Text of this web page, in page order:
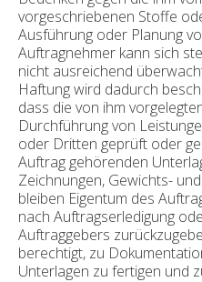
vorgeschriebenen Stoffe
Ausführung oder Planung
Auftragnehmer kann sich
nicht ausreichend
Haftung wird dadurch
dass die von ihm
Durchführung von
oder Dritten geprüft oder
Auftrag gehörenden
Zeichnungen, Gewichts-
bleiben Eigentum des
nach Auftragserledigung
Auftraggebers
berechtigt, zu
Unterlagen zu fertigen und